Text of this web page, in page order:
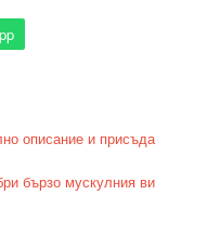
описание и присъда
бързо мускулния ви